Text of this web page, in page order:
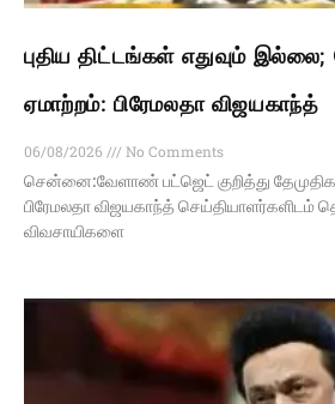
புதிய திட்டங்கள் எதுவும்
ஏமாற்றம்: பிரேமலதா விஜயகாந்த்
06/08/2026
No Comments
சென்னை:வேளாண் பட்ஜெட் குறித்து
பிரேமலதா விஜயகாந்த் செய்தியாளர்களிடம்
விவசாயிகளை